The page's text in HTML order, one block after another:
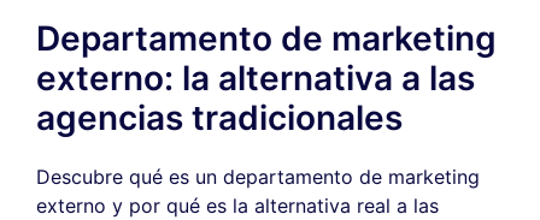
Departamento de marketing
externo: la alternativa a las
agencias tradicionales
Descubre qué es un departamento de marketing
externo y por qué es la alternativa real a las